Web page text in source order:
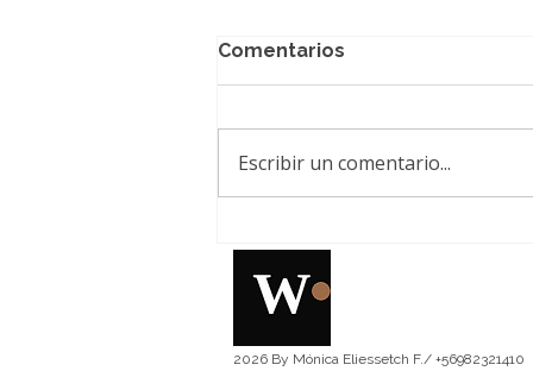
SkyNomad, una serie de
SUV inteligentes,
reconfigurables y
Comentarios
Escribir un comentario...
2026 By Mónica Eliessetch F./ +56982321410